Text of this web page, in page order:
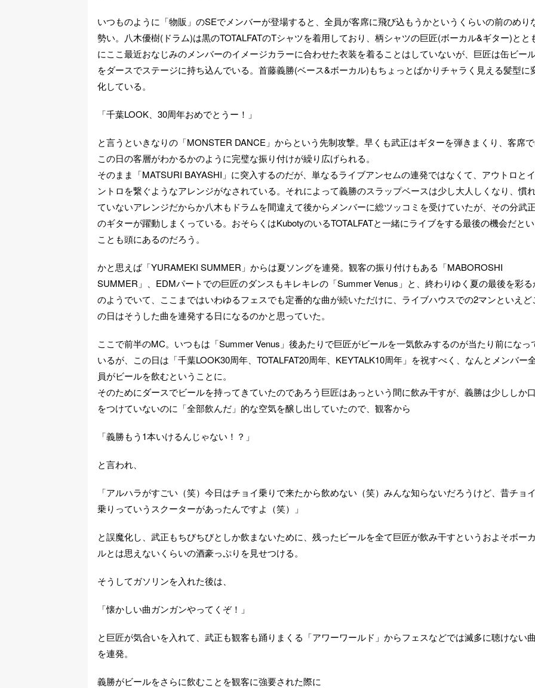
いつものように「物販」のSEでメンバーが登場すると、全員が客席に飛び込もうかというくらいの前のめり
勢い。八木優樹(ドラム)は黒のTOTALFATのTシャツを着用しており、柄シャツの巨匠(ボーカル&ギター)とと
にここ最近おなじみのメンバーのイメージカラーに合わせた衣装を着ることはしていないが、巨匠は缶ビー
をダースでステージに持ち込んでいる。首藤義勝(ベース&ボーカル)もちょっとばかりチャラく見える髪型に
化している。
「千葉LOOK、30周年おめでとうー！」
と言うといきなりの「MONSTER DANCE」からという先制攻撃。早くも武正はギターを弾きまくり、客席
この日の客層がわかるかのように完璧な振り付けが繰り広げられる。
そのまま「MATSURI BAYASHI」に突入するのだが、単なるライブアンセムの連発ではなくて、アウトロとイ
ントロを繋ぐようなアレンジがなされている。それによって義勝のスラップベースは少し大人しくなり、慣
ていないアレンジだからか八木もドラムを間違えて後からメンバーに総ツッコミを受けていたが、その分武正
のギターが躍動しまくっている。おそらくはKubotyのいるTOTALFATと一緒にライブをする最後の機会だとい
ことも頭にあるのだろう。
かと思えば「YURAMEKI SUMMER」からは夏ソングを連発。観客の振り付けもある「MABOROSHI
SUMMER」、EDMパートでの巨匠のダンスもキレキレの「Summer Venus」と、終わりゆく夏の最後を彩る
のようでいて、ここまではいわゆるフェスでも定番的な曲が続いただけに、ライブハウスでの2マンといえど
の日はそうした曲を連発する日になるのかと思っていた。
ここで前半のMC。いつもは「Summer Venus」後あたりで巨匠がビールを一気飲みするのが当たり前になっ
いるが、この日は「千葉LOOK30周年、TOTALFAT20周年、KEYTALK10周年」を祝すべく、なんとメンバー
員がビールを飲むということに。
そのためにダースでビールを持ってきていたのであろう巨匠はあっという間に飲み干すが、義勝は少ししか口
をつけていないのに「全部飲んだ」的な空気を醸し出していたので、観客から
「義勝もう1本いけるんじゃない！？」
と言われ、
「アルハラがすごい（笑）今日はチョイ乗りで来たから飲めない（笑）みんな知らないだろうけど、昔チョイ
乗りっていうスクーターがあったんですよ（笑）」
と誤魔化し、武正もちびちびとしか飲まないために、残ったビールを全て巨匠が飲み干すというおよそボーカ
ルとは思えないくらいの酒豪っぷりを見せつける。
そうしてガソリンを入れた後は、
「懐かしい曲ガンガンやってくぞ！」
と巨匠が気合いを入れて、武正も観客も踊りまくる「アワーワールド」からフェスなどでは滅多に聴けない曲
を連発。
義勝がビールをさらに飲むことを観客に強要された際に